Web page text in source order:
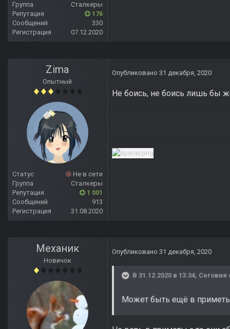
Группа
Сталкеры
Репутация
176
Сообщений
330
Регистрация
07.12.2020
Zima
Опытный
Статус
Не в сети
Группа
Сталкеры
Репутация
1 001
Сообщений
913
Регистрация
31.08.2020
Опубликовано 31 декабря, 2020
Не боись, не боись лишь бы
Механик
Новичок
Опубликовано 31 декабря, 2020
В 31.12.2020 в 13:34, Сеговия
Может быть ещё в